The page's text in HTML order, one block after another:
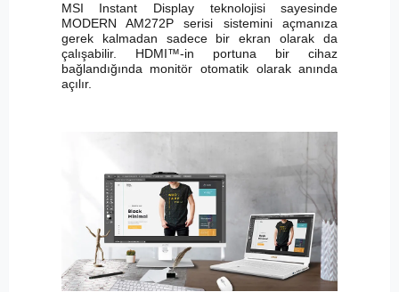
MSI Instant Display teknolojisi sayesinde
MODERN AM272P serisi sistemini açmanıza
gerek kalmadan sadece bir ekran olarak da
çalışabilir. HDMI™-in portuna bir cihaz
bağlandığında monitör otomatik olarak anında
açılır.